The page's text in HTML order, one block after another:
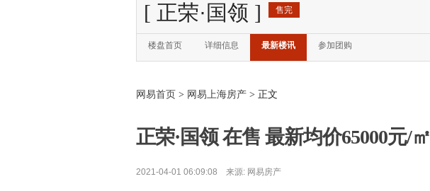
[ 正荣·国领 ] 售完
楼盘首页 详细信息 最新楼讯 参加团购
网易首页 > 网易上海房产 > 正文
正荣·国领 在售 最新均价65000元/㎡
2021-04-01 06:09:08 来源: 网易房产